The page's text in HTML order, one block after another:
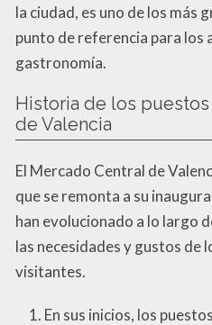
la ciudad, es uno de los más
punto de referencia para los
gastronomía.
Historia de los
de Valencia
El Mercado Central de
que se remonta a su
han evolucionado a lo largo
las necesidades y gustos de
visitantes.
En sus inicios, los